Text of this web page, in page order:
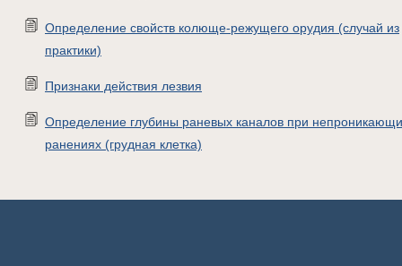
Определение свойств колюще-режущего орудия (случай из
практики)
Признаки действия лезвия
Определение глубины раневых каналов при
ранениях (грудная клетка)